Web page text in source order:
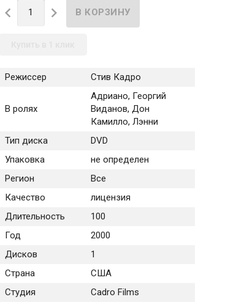
 
Режиссер Стив Кадро
В ролях
Адриано, Георгий
Виданов, Дон
Камилло, Лэнни
Тип диска
DVD
Упаковка
не определен
Регион
Все
Качество
лицензия
Длительность
100
Год
2000
Дисков
1
Страна
США
Студия
Cadro Films